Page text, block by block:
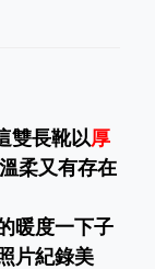
雙長靴以厚
柔又有存在
暖度一下子
片紀錄美